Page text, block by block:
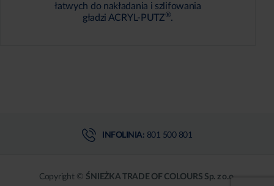
łatwych do nakładania i szlifowania
gładzi ACRYL-PUTZ®.
INFOLINIA: 801 500 801
Copyright © ŚNIEŻKA TRADE OF COLOURS Sp. z o.o.